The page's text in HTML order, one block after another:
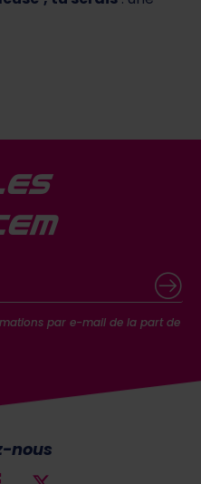
par e-mail de la part de
nous